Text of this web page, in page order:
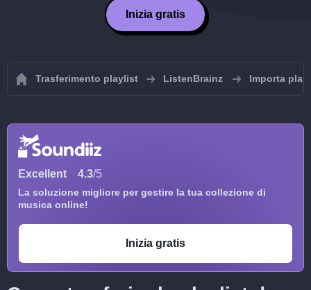
Inizia gratis
Trasferimento playlist ListenBrainz Importa
Excellent 4.3/5
La soluzione migliore per gestire la tua collezione di
musica online!
Inizia gratis